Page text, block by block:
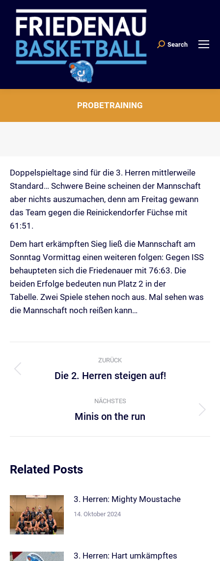
Search:
Search
PROBETRAINING
Doppelspieltage sind für die 3. Herren mittlerweile
Standard… Schwere Beine scheinen der Mannschaft
aber nichts auszumachen, denn am Freitag gewann
das Team gegen die Reinickendorfer Füchse mit
61:51.
Dem hart erkämpften Sieg ließ die Mannschaft am
Sonntag Vormittag einen weiteren folgen: Gegen ISS
behaupteten sich die Friedenauer mit 76:63. Die
beiden Erfolge bedeuten nun Platz 2 in der
Tabelle. Zwei Spiele stehen noch aus. Mal sehen was
die Mannschaft noch reißen kann…
Kommentarnavigation
ZURÜCK
Vorheriger
Die 2. Herren steigen auf!
NÄCHSTES
Nächster
Minis on the run
Related Posts
3. Herren: Mighty Moustache
14. Oktober 2024
3. Herren: Hart umkämpftes